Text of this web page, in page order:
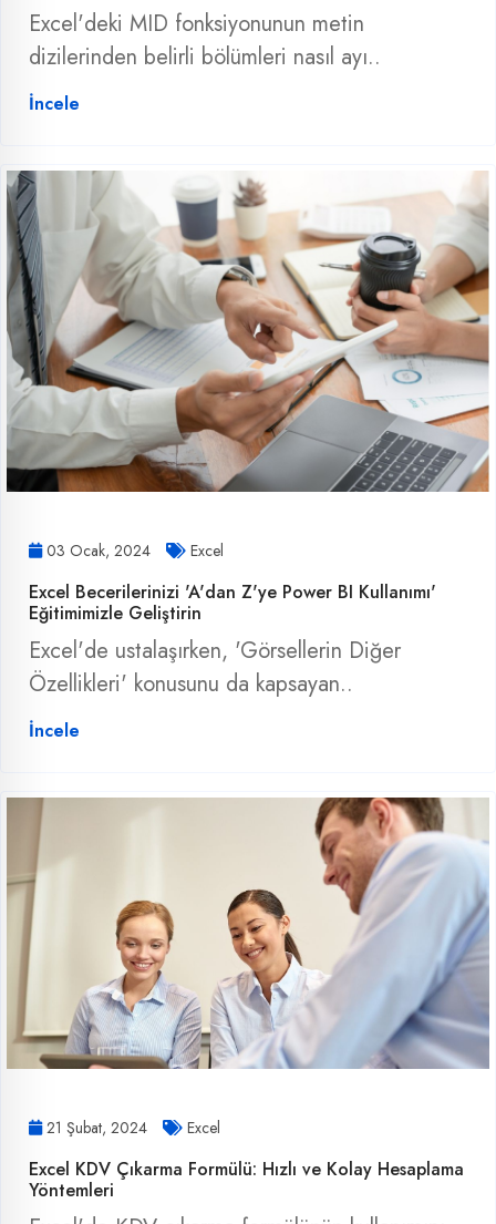
Excel'deki MID fonksiyonunun metin
dizilerinden belirli bölümleri nasıl ayı..
İncele
03 Ocak, 2024 Excel
Excel Becerilerinizi 'A'dan Z'ye Power BI Kullanımı'
Eğitimimizle Geliştirin
Excel'de ustalaşırken, 'Görsellerin Diğer
Özellikleri' konusunu da kapsayan..
İncele
21 Şubat, 2024 Excel
Excel KDV Çıkarma Formülü: Hızlı ve Kolay Hesaplama
Yöntemleri